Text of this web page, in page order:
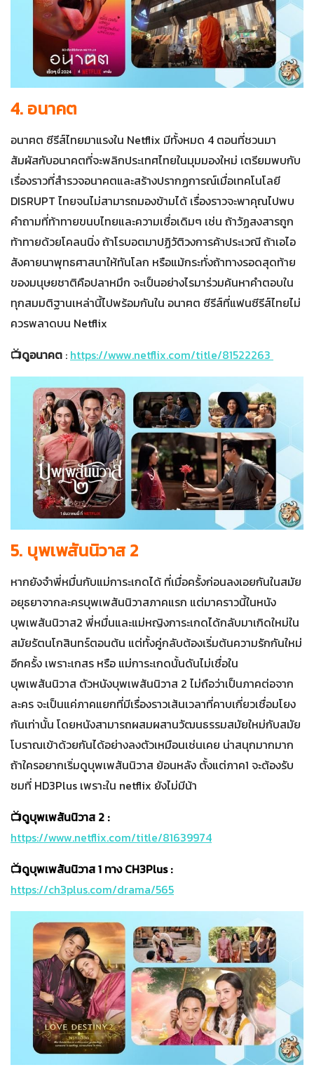
4. อนาคต
อนาฅต ซีรีส์ไทยมาแรงใน Netflix มีทั้งหมด 4 ตอนที่ชวนมา
สัมผัสกับอนาคตที่จะพลิกประเทศไทยในมุมมองใหม่ เตรียมพบกับ
เรื่องราวที่สำรวจอนาคตและสร้างปรากฏการณ์เมื่อเทคโนโลยี
DISRUPT ไทยจนไม่สามารถมองข้ามได้ เรื่องราวจะพาคุณไปพบ
คำถามที่ท้าทายขนบไทยและความเชื่อเดิมๆ เช่น ถ้าวัฏสงสารถูก
ท้าทายด้วยโคลนนิ่ง ถ้าโรบอตมาปฏิวัติวงการค้าประเวณี ถ้าเอไอ
สังคายนาพุทธศาสนาให้ทันโลก หรือแม้กระทั่งถ้าทางรอดสุดท้าย
ของมนุษยชาติคือปลาหมึก จะเป็นอย่างไรมาร่วมค้นหาคำตอบใน
ทุกสมมติฐานเหล่านี้ไปพร้อมกันใน อนาฅต ซีรีส์ที่แฟนซีรีส์ไทยไม่
ควรพลาดบน Netflix
📺ดูอนาคต : https://www.netflix.com/title/81522263
5. บุพเพสันนิวาส 2
หากยังจำพี่หมื่นกับแม่การะเกดได้ ที่เมื่อครั้งก่อนลงเอยกันในสมัย
อยุธยาจากละครบุพเพสันนิวาสภาคแรก แต่มาคราวนี้ในหนัง
บุพเพสันนิวาส2 พี่หมื่นและแม่หญิงการะเกดได้กลับมาเกิดใหม่ใน
สมัยรัตนโกสินทร์ตอนต้น แต่ทั้งคู่กลับต้องเริ่มต้นความรักกันใหม่
อีกครั้ง เพราะเกสร หรือ แม่การะเกดนั้นดันไม่เชื่อใน
บุพเพสันนิวาส ตัวหนังบุพเพสันนิวาส 2 ไม่ถือว่าเป็นภาคต่อจาก
ละคร จะเป็นแค่ภาคแยกที่มีเรื่องราวเส้นเวลาที่คาบเกี่ยวเชื่อมโยง
กันเท่านั้น โดยหนังสามารถผสมผสานวัฒนธรรมสมัยใหม่กับสมัย
โบราณเข้าด้วยกันได้อย่างลงตัวเหมือนเช่นเคย น่าสนุกมากมาก
ถ้าใครอยากเริ่มดูบุพเพสันนิวาส ย้อนหลัง ตั้งแต่ภาค1 จะต้องรับ
ชมที่ HD3Plus เพราะใน netflix ยังไม่มีน้า
📺ดูบุพเพสันนิวาส 2 :
https://www.netflix.com/title/81639974
📺ดูบุพเพสันนิวาส 1 ทาง CH3Plus :
https://ch3plus.com/drama/565